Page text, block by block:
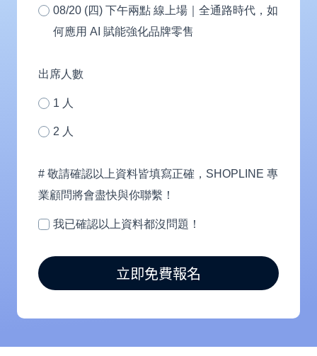
(個
SHOPLINE
務？
08/20 (四) 下午兩點 線上場｜全通路時代，如
何應用 AI 賦能強化品牌零售
出席人數
1 人
2 人
# 敬請確認以上資料皆填寫正確，SHOPLINE 專
業顧問將會盡快與你聯繫！
我已確認以上資料都沒問題！
立即免費報名